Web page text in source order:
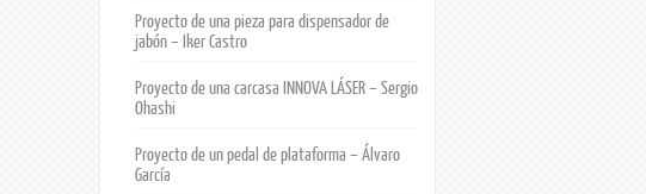
Proyecto de una pieza para dispensador de
jabón – Iker Castro
Proyecto de una carcasa INNOVA LÁSER – Sergio
Ohashi
Proyecto de un pedal de plataforma – Álvaro
García